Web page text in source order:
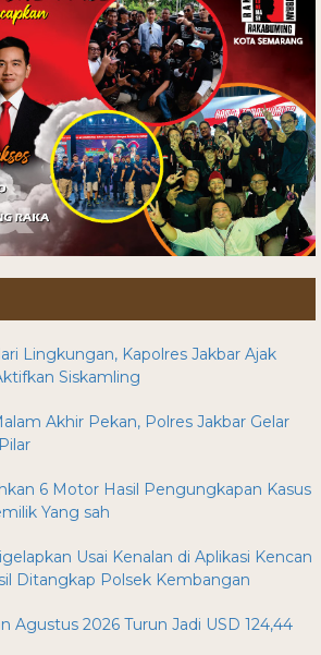
Lingkungan, Kapolres Jakbar Ajak
Siskamling
Akhir Pekan, Polres Jakbar Gelar
6 Motor Hasil Pengungkapan Kasus
Yang sah
Usai Kenalan di Aplikasi Kencan
Ditangkap Polsek Kembangan
Agustus 2026 Turun Jadi USD 124,44